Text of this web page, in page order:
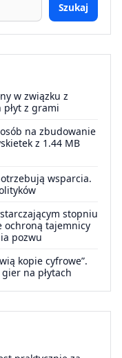
Szukaj
w związku z
z grami
na zbudowanie
z 1.44 MB
wsparcia.
stopniu
ochroną tajemnicy
pozwu
kopie cyfrowe”.
na płytach